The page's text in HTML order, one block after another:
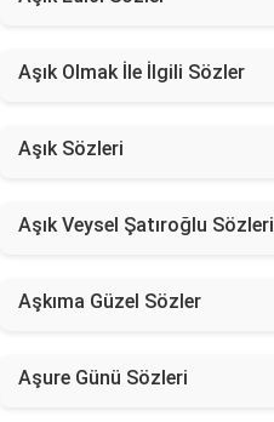
Aşık Olmak İle İlgili Sözler
Aşık Sözleri
Aşık Veysel Şatıroğlu Sözleri
Aşkıma Güzel Sözler
Aşure Günü Sözleri